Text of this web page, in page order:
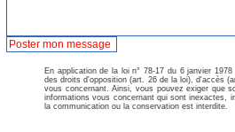
En application de la loi n° 78-17 du 6 janvier
des droits d'opposition (art. 26 de la loi), d'accès
vous concernant. Ainsi, vous pouvez exiger que
informations vous concernant qui sont inexactes,
la communication ou la conservation est interdite.